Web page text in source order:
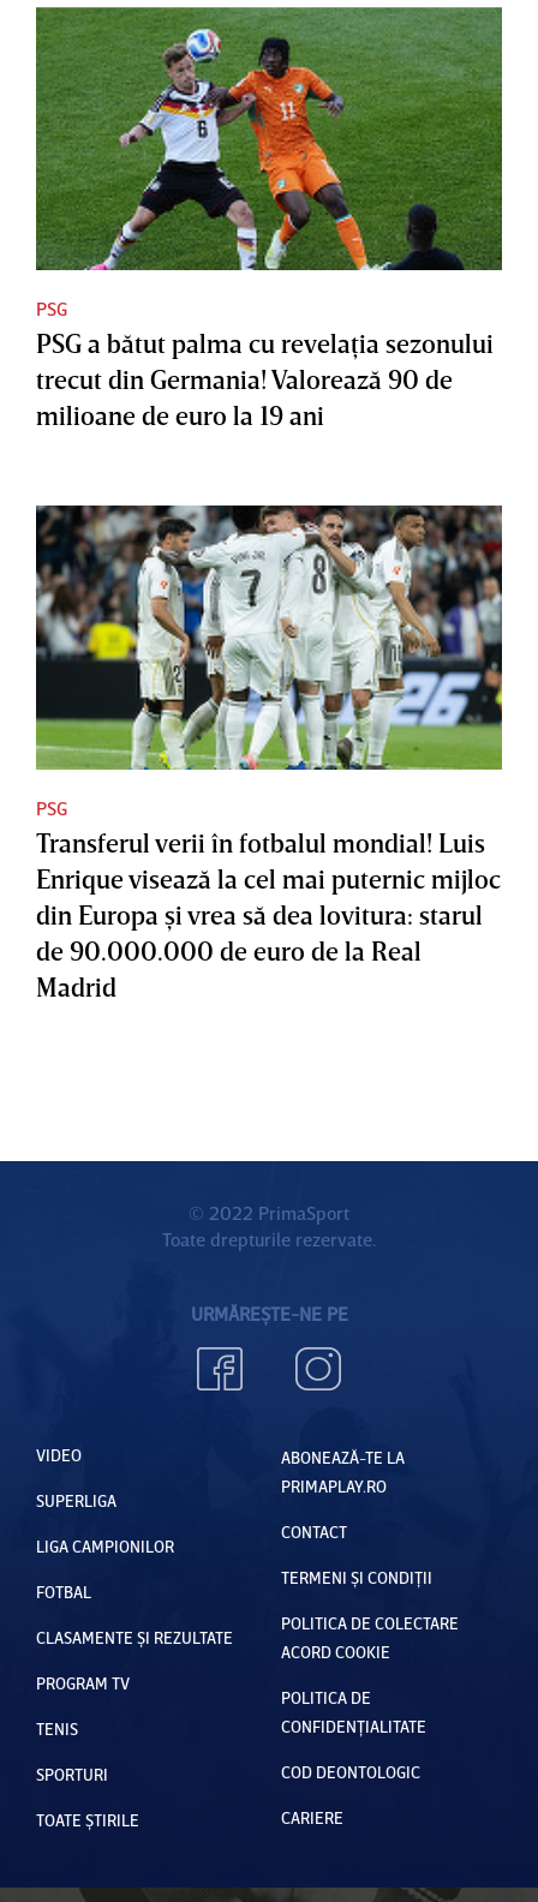
PSG
PSG a bătut palma cu revelaţia sezonului
trecut din Germania! Valorează 90 de
milioane de euro la 19 ani
PSG
Transferul verii în fotbalul mondial! Luis
Enrique visează la cel mai puternic mijloc
din Europa şi vrea să dea lovitura: starul
de 90.000.000 de euro de la Real
Madrid
© 2022 PrimaSport
Toate drepturile rezervate.
URMĂREȘTE-NE PE
VIDEO
SUPERLIGA
LIGA CAMPIONILOR
FOTBAL
CLASAMENTE ȘI REZULTATE
PROGRAM TV
TENIS
SPORTURI
TOATE ȘTIRILE
ABONEAZĂ-TE LA
PRIMAPLAY.RO
CONTACT
TERMENI ȘI CONDIȚII
POLITICA DE COLECTARE
ACORD COOKIE
POLITICA DE
CONFIDENȚIALITATE
COD DEONTOLOGIC
CARIERE